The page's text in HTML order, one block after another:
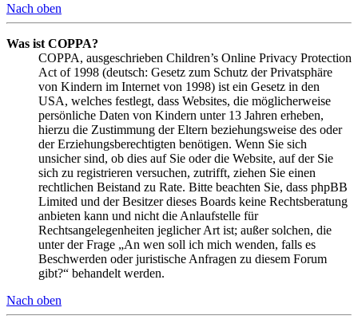
Nach oben
Was ist COPPA?
COPPA, ausgeschrieben Children’s Online Privacy Protection
Act of 1998 (deutsch: Gesetz zum Schutz der Privatsphäre
von Kindern im Internet von 1998) ist ein Gesetz in den
USA, welches festlegt, dass Websites, die möglicherweise
persönliche Daten von Kindern unter 13 Jahren erheben,
hierzu die Zustimmung der Eltern beziehungsweise des oder
der Erziehungsberechtigten benötigen. Wenn Sie sich
unsicher sind, ob dies auf Sie oder die Website, auf der Sie
sich zu registrieren versuchen, zutrifft, ziehen Sie einen
rechtlichen Beistand zu Rate. Bitte beachten Sie, dass phpBB
Limited und der Besitzer dieses Boards keine Rechtsberatung
anbieten kann und nicht die Anlaufstelle für
Rechtsangelegenheiten jeglicher Art ist; außer solchen, die
unter der Frage „An wen soll ich mich wenden, falls es
Beschwerden oder juristische Anfragen zu diesem Forum
gibt?“ behandelt werden.
Nach oben